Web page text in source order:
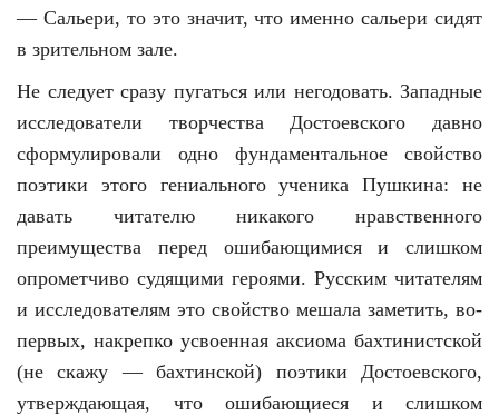
— Сальери, то это значит, что именно сальери сидят
в зрительном зале.
Не следует сразу пугаться или негодовать. Западные
исследователи творчества Достоевского давно
сформулировали одно фундаментальное свойство
поэтики этого гениального ученика Пушкина: не
давать читателю никакого нравственного
преимущества перед ошибающимися и слишком
опрометчиво судящими героями. Русским читателям
и исследователям это свойство мешала заметить, во-
первых, накрепко усвоенная аксиома бахтинистской
(не скажу — бахтинской) поэтики Достоевского,
утверждающая, что ошибающиеся и слишком